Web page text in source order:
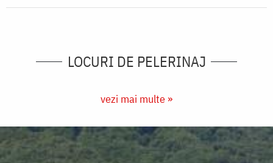
LOCURI DE PELERINAJ
vezi mai multe »